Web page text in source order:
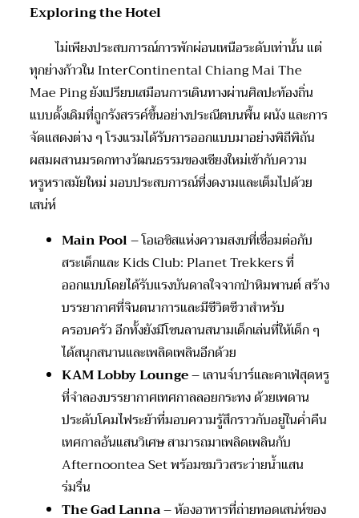
Exploring the Hotel
ไม่เพียงประสบการณ์การพักผ่อนเหนือระดับเท่านั้น แต่
ทุกย่างก้าวใน InterContinental Chiang Mai The
Mae Ping ยังเปรียบเสมือนการเดินทางผ่านศิลปะท้องถิ่น
แบบดั้งเดิมที่ถูกรังสรรค์ขึ้นอย่างประณีตบนพื้น ผนัง และการ
จัดแสดงต่าง ๆ โรงแรมได้รับการออกแบบมาอย่างพิถีพิถัน
ผสมผสานมรดกทางวัฒนธรรมของเชียงใหม่เข้ากับความ
หรูหราสมัยใหม่ มอบประสบการณ์ที่งดงามและเต็มไปด้วย
เสน่ห์
Main Pool– โอเอซิสแห่งความสงบที่เชื่อมต่อกับ
สระเด็กและ Kids Club: Planet Trekkers ที่
ออกแบบโดยได้รับแรงบันดาลใจจากป่าหิมพานต์ สร้าง
บรรยากาศที่จินตนาการและมีชีวิตชีวาสำหรับ
ครอบครัว อีกทั้งยังมีโซนลานสนามเด็กเล่นที่ให้เด็ก ๆ
ได้สนุกสนานและเพลิดเพลินอีกด้วย
KAM Lobby Lounge– เลานจ์บาร์และคาเฟ่สุดหรู
ที่จำลองบรรยากาศเทศกาลลอยกระทง ด้วยเพดาน
ประดับโคมไฟระย้าที่มอบความรู้สึกราวกับอยู่ในค่ำคืน
เทศกาลอันแสนวิเศษ สามารถมาเพลิดเพลินกับ
Afternoontea Set พร้อมชมวิวสระว่ายน้ำแสน
ร่มรื่น
The Gad Lanna– ห้องอาหารที่ถ่ายทอดเสน่ห์ของ